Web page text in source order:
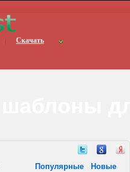
Скачать
Популярные Новые